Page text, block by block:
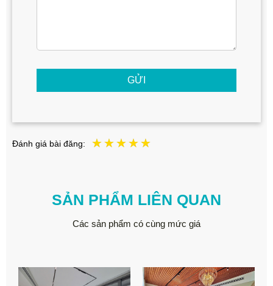
GỬI
Đánh giá bài đăng:
SẢN PHẨM LIÊN QUAN
Các sản phẩm có cùng mức giá